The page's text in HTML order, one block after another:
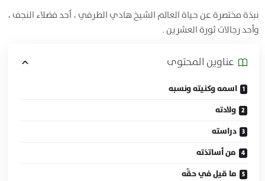
نبذة مختصرة عن حياة العالم الشيخ هادي الطرفي ، أحد فضلاء النجف ،
وأحد رجالات ثورة العشرين .
عناوين المحتوی
اسمه وكنيته ونسبه
ولادته
دراسته
من أساتذته
ما قيل في حقّه